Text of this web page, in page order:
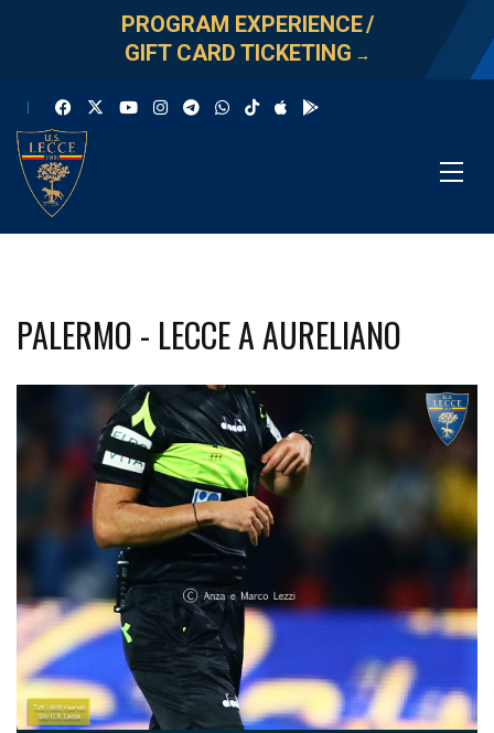
PROGRAM EXPERIENCE/
GIFT CARD TICKETING →
PALERMO - LECCE A AURELIANO